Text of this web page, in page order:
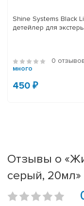
Shine Systems Black
детейлер для
0
много
450 ₽
Отзывы о
серый, 20мл»